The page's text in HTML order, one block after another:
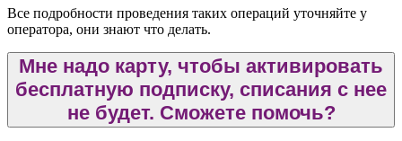
Все подробности проведения таких операций уточняйте у
оператора, они знают что делать.
Мне надо карту, чтобы активировать
бесплатную подписку, списания с нее
не будет. Сможете помочь?